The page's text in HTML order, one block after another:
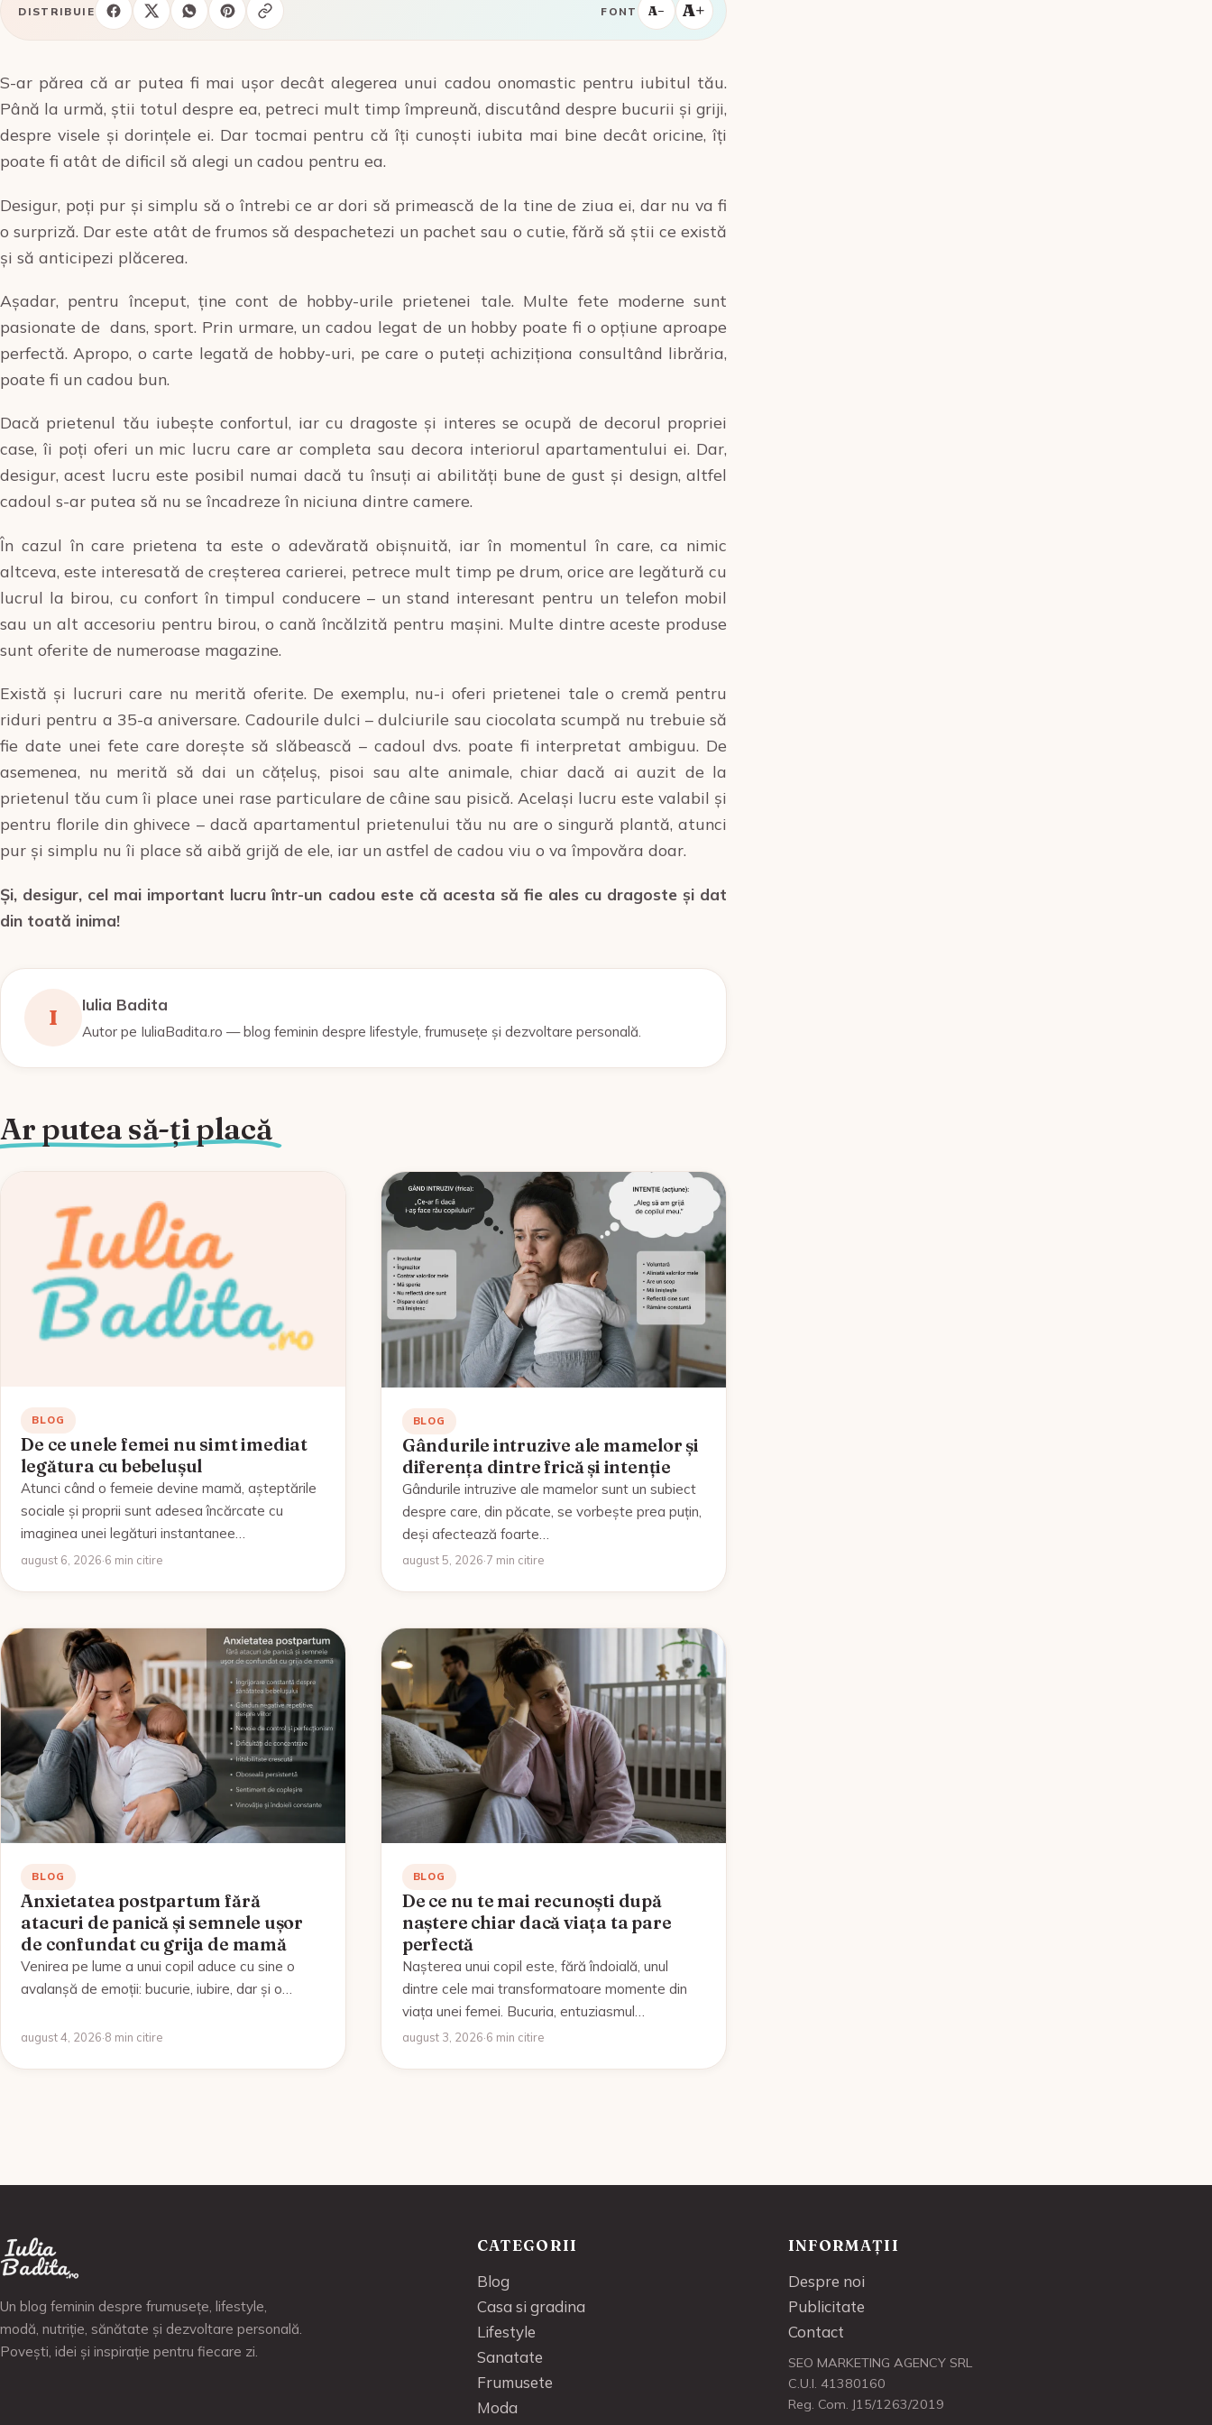
DISTRIBUIE FONT A− A+
S-ar părea că ar putea fi mai ușor decât alegerea unui cadou onomastic pentru iubitul tău.
Până la urmă, știi totul despre ea, petreci mult timp împreună, discutând despre bucurii și griji,
despre visele și dorințele ei. Dar tocmai pentru că îți cunoști iubita mai bine decât oricine, îți
poate fi atât de dificil să alegi un cadou pentru ea.
Desigur, poți pur și simplu să o întrebi ce ar dori să primească de la tine de ziua ei, dar nu va fi
o surpriză. Dar este atât de frumos să despachetezi un pachet sau o cutie, fără să știi ce există
și să anticipezi plăcerea.
Așadar, pentru început, ține cont de hobby-urile prietenei tale. Multe fete moderne sunt
pasionate de dans, sport. Prin urmare, un cadou legat de un hobby poate fi o opțiune aproape
perfectă. Apropo, o carte legată de hobby-uri, pe care o puteți achiziționa consultând librăria,
poate fi un cadou bun.
Dacă prietenul tău iubește confortul, iar cu dragoste și interes se ocupă de decorul propriei
case, îi poți oferi un mic lucru care ar completa sau decora interiorul apartamentului ei. Dar,
desigur, acest lucru este posibil numai dacă tu însuți ai abilități bune de gust și design, altfel
cadoul s-ar putea să nu se încadreze în niciuna dintre camere.
În cazul în care prietena ta este o adevărată obișnuită, iar în momentul în care, ca nimic
altceva, este interesată de creșterea carierei, petrece mult timp pe drum, orice are legătură cu
lucrul la birou, cu confort în timpul conducere – un stand interesant pentru un telefon mobil
sau un alt accesoriu pentru birou, o cană încălzită pentru mașini. Multe dintre aceste produse
sunt oferite de numeroase magazine.
Există și lucruri care nu merită oferite. De exemplu, nu-i oferi prietenei tale o cremă pentru
riduri pentru a 35-a aniversare. Cadourile dulci – dulciurile sau ciocolata scumpă nu trebuie să
fie date unei fete care dorește să slăbească – cadoul dvs. poate fi interpretat ambiguu. De
asemenea, nu merită să dai un cățeluș, pisoi sau alte animale, chiar dacă ai auzit de la
prietenul tău cum îi place unei rase particulare de câine sau pisică. Același lucru este valabil și
pentru florile din ghivece – dacă apartamentul prietenului tău nu are o singură plantă, atunci
pur și simplu nu îi place să aibă grijă de ele, iar un astfel de cadou viu o va împovăra doar.
Și, desigur, cel mai important lucru într-un cadou este că acesta să fie ales cu dragoste și dat
din toată inima!
I
Iulia Badita
Autor pe IuliaBadita.ro — blog feminin despre lifestyle, frumusețe și dezvoltare personală.
Ar putea să-ți placă
BLOG
De ce unele femei nu simt imediat
legătura cu bebelușul
Atunci când o femeie devine mamă, așteptările
sociale și proprii sunt adesea încărcate cu
imaginea unei legături instantanee…
august 6, 2026·6 min citire
BLOG
Gândurile intruzive ale mamelor și
diferența dintre frică și intenție
Gândurile intruzive ale mamelor sunt un subiect
despre care, din păcate, se vorbește prea puțin,
deși afectează foarte…
august 5, 2026·7 min citire
BLOG
Anxietatea postpartum fără
atacuri de panică și semnele ușor
de confundat cu grija de mamă
Venirea pe lume a unui copil aduce cu sine o
avalanșă de emoții: bucurie, iubire, dar și o…
august 4, 2026·8 min citire
BLOG
De ce nu te mai recunoști după
naștere chiar dacă viața ta pare
perfectă
Nașterea unui copil este, fără îndoială, unul
dintre cele mai transformatoare momente din
viața unei femei. Bucuria, entuziasmul…
august 3, 2026·6 min citire
Un blog feminin despre frumusețe, lifestyle,
modă, nutriție, sănătate și dezvoltare personală.
Povești, idei și inspirație pentru fiecare zi.
CATEGORII
Blog
Casa si gradina
Lifestyle
Sanatate
Frumusete
Moda
INFORMAȚII
Despre noi
Publicitate
Contact
SEO MARKETING AGENCY SRL
C.U.I. 41380160
Reg. Com. J15/1263/2019